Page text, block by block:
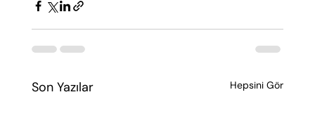
Son Yazılar Hepsini Gör